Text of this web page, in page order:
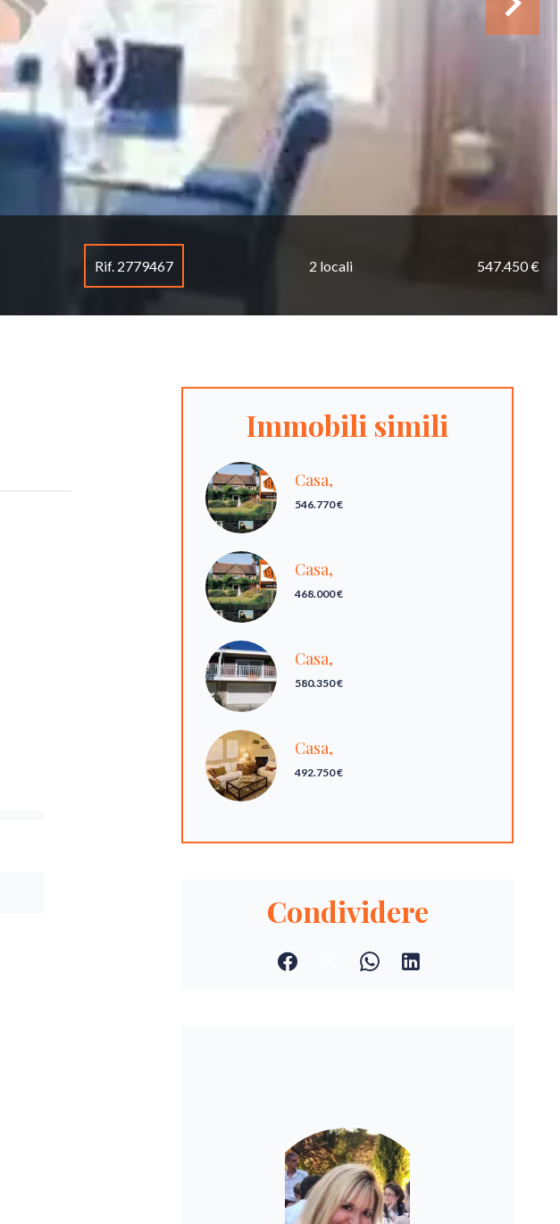
Rif. 2779467 2 locali 547.450 €
Immobili simili
Casa,
546.770 €
Casa,
468.000 €
Casa,
580.350 €
Casa,
492.750 €
Condividere